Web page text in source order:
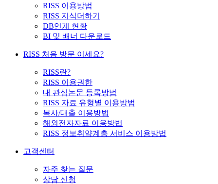
RISS 이용방법
RISS 지식더하기
DB연계 현황
BI 및 배너 다운로드
RISS 처음 방문 이세요?
RISS란?
RISS 이용권한
내 관심논문 등록방법
RISS 자료 유형별 이용방법
복사/대출 이용방법
해외전자자료 이용방법
RISS 정보취약계층 서비스 이용방법
고객센터
자주 찾는 질문
상담 신청